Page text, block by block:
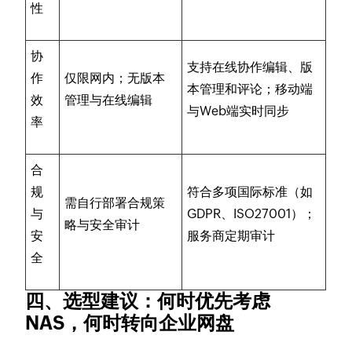
性
协
作
效
率
仅限网内；无版本
管理与在线编辑
支持在线协作编辑、版
本管理和评论；移动端
与Web端实时同步
合
规
与
安
全
需自行部署合规策
略与安全审计
符合多项国际标准（如
GDPR、ISO27001）；
服务商定期审计
四、选型建议：何时优先考虑
NAS，何时转向企业网盘